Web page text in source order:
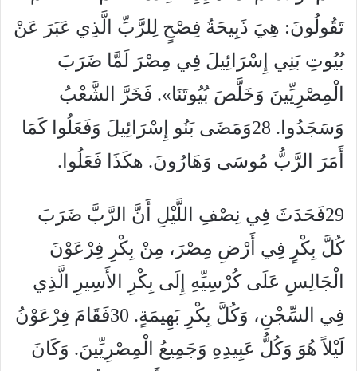
تَقُولُونَ: هِيَ ذَبِيحَةُ فِصْحٍ لِلرَّبِّ الَّذِي عَبَرَ عَنْ
بُيُوتِ بَنِي إِسْرَائِيلَ فِي مِصْرَ لَمَّا ضَرَبَ
الْمِصْرِيِّينَ وَخَلَّصَ بُيُوتَنَا». فَخَرَّ الشَّعْبُ
وَسَجَدُوا. 28وَمَضَى بَنُو إِسْرَائِيلَ وَفَعَلُوا كَمَا
أَمَرَ الرَّبُّ مُوسَى وَهَارُونَ. هكَذَا فَعَلُوا.
29فَحَدَثَ فِي نِصْفِ اللَّيْلِ أَنَّ الرَّبَّ ضَرَبَ
كُلَّ بِكْرٍ فِي أَرْضِ مِصْرَ، مِنْ بِكْرِ فِرْعَوْنَ
الْجَالِسِ عَلَى كُرْسِيِّهِ إِلَى بِكْرِ الأَسِيرِ الَّذِي
فِي السِّجْنِ، وَكُلَّ بِكْرِ بَهِيمَةٍ. 30فَقَامَ فِرْعَوْنُ
لَيْلاً هُوَ وَكُلُّ عَبِيدِهِ وَجَمِيعُ الْمِصْرِيِّينَ. وَكَانَ